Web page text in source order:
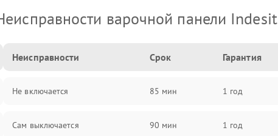
варочной панели Indesit
Неисправности Срок Гарантия
Не включается 85 мин 1 год
Сам выключается 90 мин 1 год